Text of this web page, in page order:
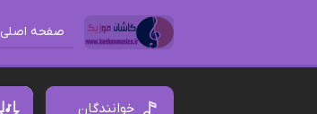
صفحه اصلی
خوانندگان